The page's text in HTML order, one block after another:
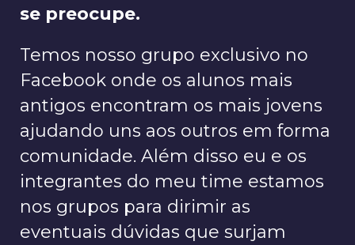
se preocupe.
Temos nosso grupo exclusivo no
Facebook onde os alunos mais
antigos encontram os mais jovens
ajudando uns aos outros em forma
comunidade. Além disso eu e os
integrantes do meu time estamos
nos grupos para dirimir as
eventuais dúvidas que surjam